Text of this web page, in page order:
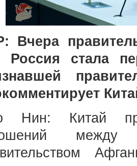
Вчера
Россия стала
Нин: Китай